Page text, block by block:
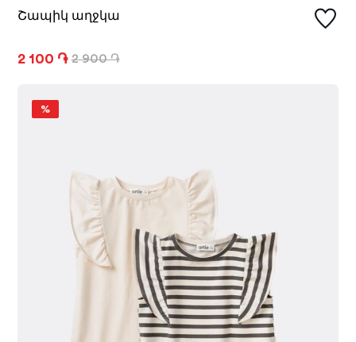
Շապիկ աղջկա
2 100 ֏ 2 900 ֏
%